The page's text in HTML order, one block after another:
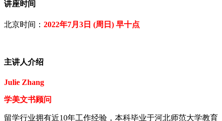
讲座时间
北京时间： 2022年7月3日 (周日) 早十点
主讲人介绍
Julie Zhang
学美文书顾问
留学行业拥有近10年工作经验，本科毕业于河北师范大学教育